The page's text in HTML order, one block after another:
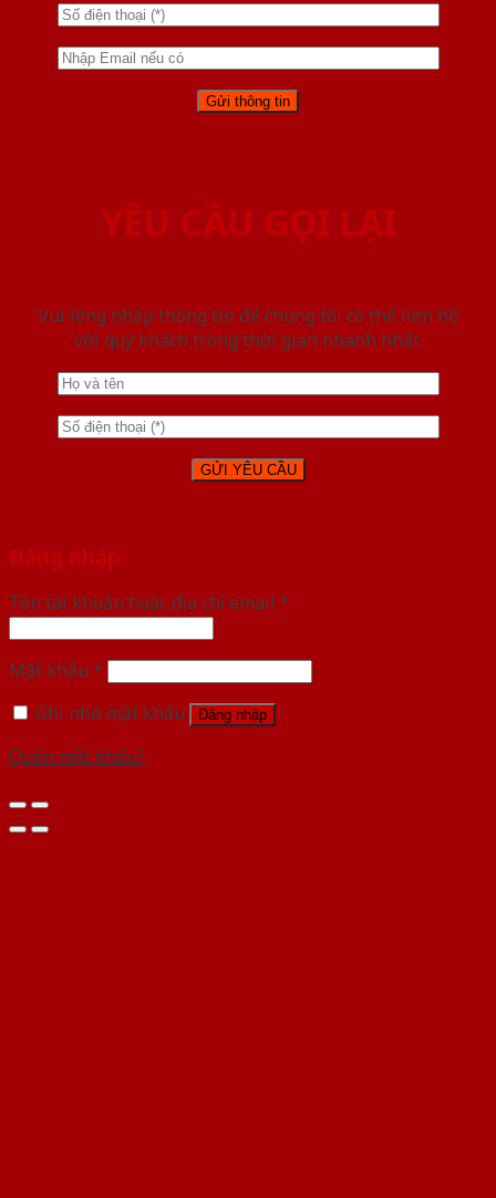
YÊU CẦU GỌI LẠI
Vui lòng nhập thông tin để chúng tôi có thể liên hệ
với quý khách trong thời gian nhanh nhất.
Đăng nhập
Tên tài khoản hoặc địa chỉ email *
Mật khẩu *
Ghi nhớ mật khẩu
Đăng nhập
Quên mật khẩu?